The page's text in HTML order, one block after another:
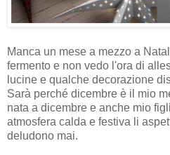
Manca un mese a mezzo a
fermento e non vedo l'ora di
lucine e qualche decorazione
Sarà perché dicembre è il mio
nata a dicembre e anche mio
atmosfera calda e festiva li
deludono mai.